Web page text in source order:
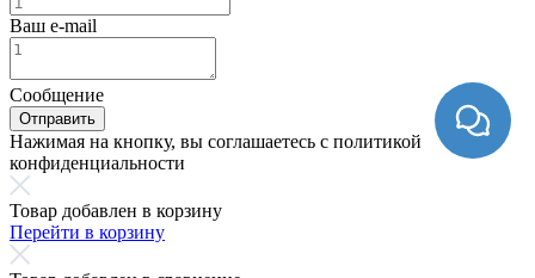
Ваш e-mail
Сообщение
Отправить
Нажимая на кнопку, вы соглашаетесь с политикой
конфиденциальности
Товар добавлен в корзину
Перейти в корзину